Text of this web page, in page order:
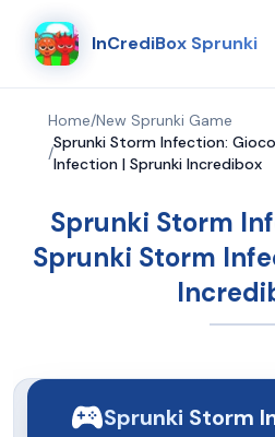
InCrediBox Sprunki
Home/New Sprunki Game
/
Sprunki Storm Infection:
Infection | Sprunki Incredibox
Sprunki Storm
Sprunki Storm
Sprunki Storm